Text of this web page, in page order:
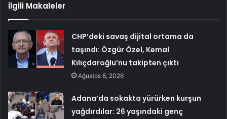
İlgili Makaleler
CHP’deki savaş dijital ortama da
taşındı: Özgür Özel, Kemal
Kılıçdaroğlu’nu takipten çıktı
Ağustos 8, 2026
Adana’da sokakta yürürken kurşun
yağdırdılar: 26 yaşındaki genç